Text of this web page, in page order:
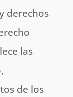
derechos
las
de los